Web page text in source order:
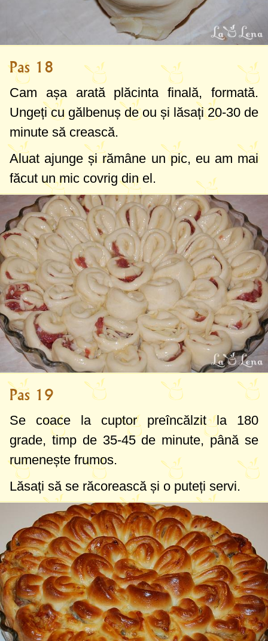
Pas 18
Cam așa arată plăcinta finală, formată.
Ungeți cu gălbenuș de ou și lăsați 20-30 de
minute să crească.
Aluat ajunge și rămâne un pic, eu am mai
făcut un mic covrig din el.
Pas 19
Se coace la cuptor preîncălzit la 180
grade, timp de 35-45 de minute, până se
rumenește frumos.
Lăsați să se răcorească și o puteți servi.